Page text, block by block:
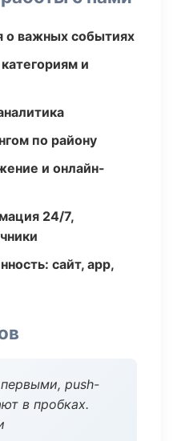
о важных событиях
и
по району
и онлайн-
24/7,
сайт, app,
push-
в пробках.